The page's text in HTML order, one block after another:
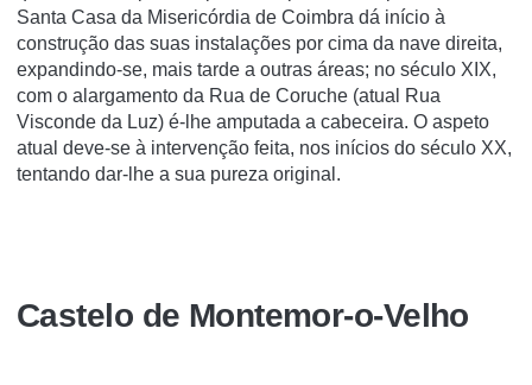
Santa Casa da Misericórdia de Coimbra dá início à
construção das suas instalações por cima da nave direita,
expandindo-se, mais tarde a outras áreas; no século XIX,
com o alargamento da Rua de Coruche (atual Rua
Visconde da Luz) é-lhe amputada a cabeceira. O aspeto
atual deve-se à intervenção feita, nos inícios do século XX,
tentando dar-lhe a sua pureza original.
Castelo de Montemor-o-Velho